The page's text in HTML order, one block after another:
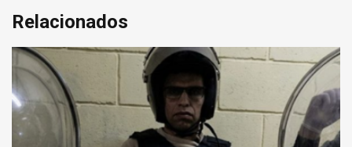
Relacionados